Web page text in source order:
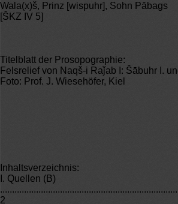
Wala(x)š, Prinz [wispuhr], Sohn Pābags
[ŠKZ IV 5]
Titelblatt der Prosopographie:
Felsrelief von Naqš-i Raǰab I: Šābuhr I.
Foto: Prof. J. Wiesehöfer, Kiel
Inhaltsverzeichnis:
I. Quellen (B)
2